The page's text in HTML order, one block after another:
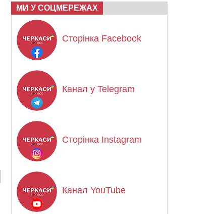
МИ У СОЦМЕРЕЖАХ
Сторінка Facebook
Канал у Telegram
Сторінка Instagram
Канал YouTube